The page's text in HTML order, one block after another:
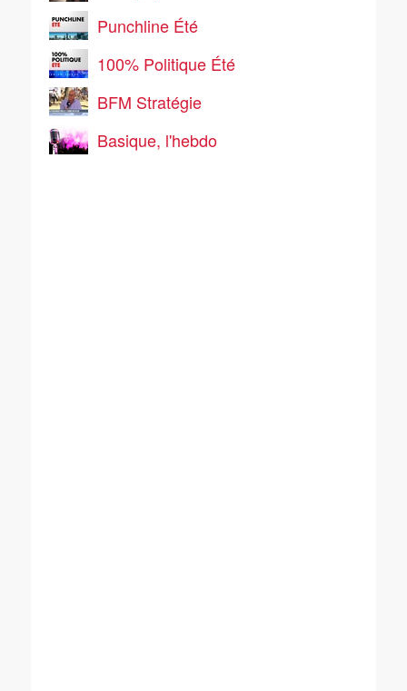
Punchline Été
100% Politique Été
BFM Stratégie
Basique, l'hebdo